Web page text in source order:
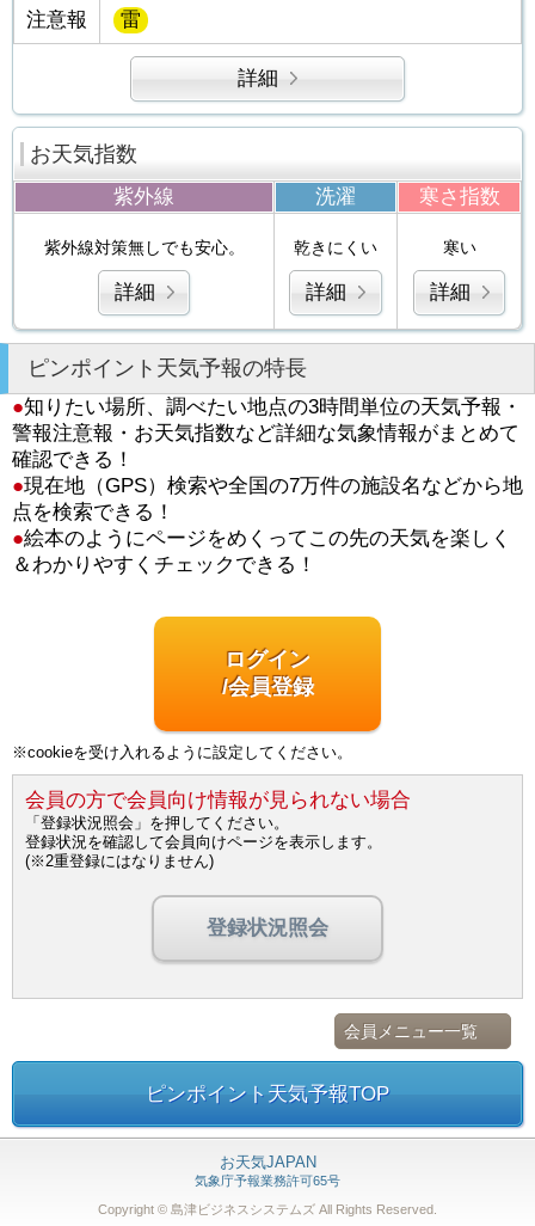
注意報 雷
詳細
お天気指数
紫外線 洗濯 寒さ指数
紫外線対策無しでも安心。
詳細
乾きにくい
詳細
寒い
詳細
ピンポイント天気予報の特長
●知りたい場所、調べたい地点の3時間単位の天気予報・
警報注意報・お天気指数など詳細な気象情報がまとめて
確認できる！
●現在地（GPS）検索や全国の7万件の施設名などから地
点を検索できる！
●絵本のようにページをめくってこの先の天気を楽しく
＆わかりやすくチェックできる！
ログイン
/会員登録
※cookieを受け入れるように設定してください。
会員の方で会員向け情報が見られない場合
「登録状況照会」を押してください。
登録状況を確認して会員向けページを表示します。
(※2重登録にはなりません)
登録状況照会
会員メニュー一覧
ピンポイント天気予報TOP
お天気JAPAN
気象庁予報業務許可65号
Copyright © 島津ビジネスシステムズ All Rights Reserved.